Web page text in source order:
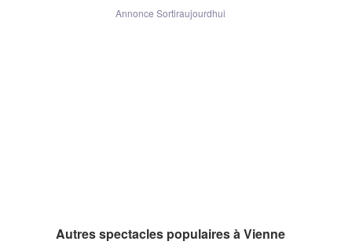
Annonce Sortiraujourdhui
Autres spectacles populaires à Vienne